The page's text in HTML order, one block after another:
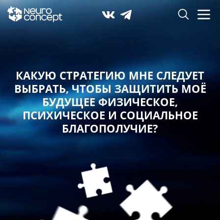
КАКУЮ СТРАТЕГИЮ МНЕ СЛЕДУЕТ
ВЫБРАТЬ,ЧТОБЫ ЗАЩИТИТЬ МОЁ
БУДУЩЕЕ ФИЗИЧЕСКОЕ,
ПСИХИЧЕСКОЕ И СОЦИАЛЬНОЕ
БЛАГОПОЛУЧИЕ?